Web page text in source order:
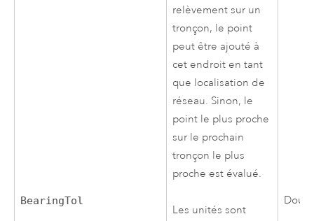
BearingTol
relèvement sur un
tronçon, le point
peut être ajouté à
cet endroit en tant
que localisation de
réseau. Sinon, le
point le plus proche
sur le prochain
tronçon le plus
proche est évalué.
Les unités sont